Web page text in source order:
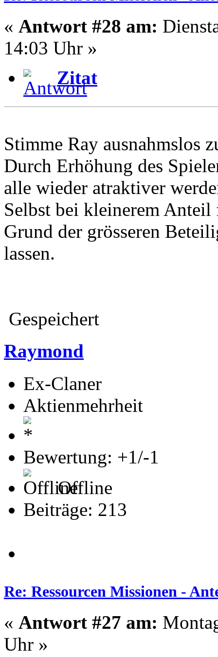
« Antwort #28 am:
14:03 Uhr »
Zitat
Stimme Ray ausnahmslos
Durch Erhöhung des
alle wieder atraktiver
Selbst bei kleinerem
Grund der grösseren
lassen.
Gespeichert
Raymond
Ex-Claner
Aktienmehrheit
Bewertung: +1/-1
Offline
Beiträge: 213
Re: Ressourcen Missionen -
« Antwort #27 am:
Uhr »